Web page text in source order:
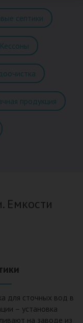
септики
продукция
Емкости
для сточных вод в
– установка
на заводе из